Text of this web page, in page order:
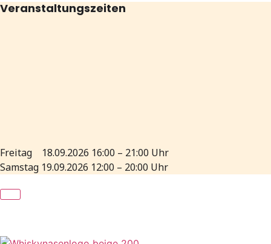
Veranstaltungszeiten
Freitag 18.09.2026 16:00 – 21:00 Uhr
Samstag 19.09.2026 12:00 – 20:00 Uhr